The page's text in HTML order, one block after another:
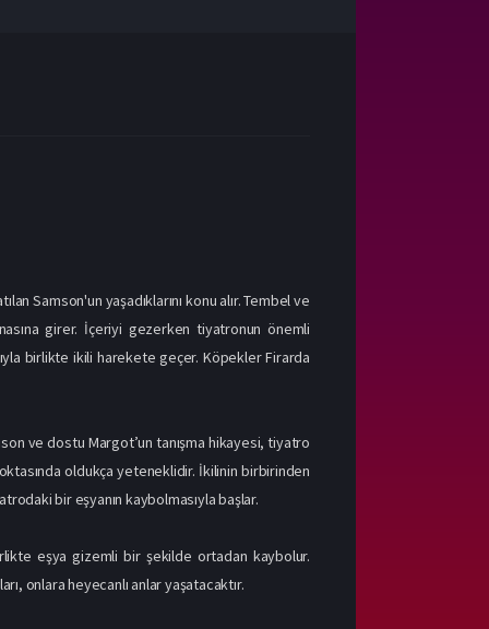
Samson'un yaşadıklarını konu alır. Tembel ve
girer. İçeriyi gezerken tiyatronun önemli
birlikte ikili harekete geçer. Köpekler Firarda
ve dostu Margot’un tanışma hikayesi, tiyatro
oldukça yeteneklidir. İkilinin birbirinden
bir eşyanın kaybolmasıyla başlar.
eşya gizemli bir şekilde ortadan kaybolur.
onlara heyecanlı anlar yaşatacaktır.